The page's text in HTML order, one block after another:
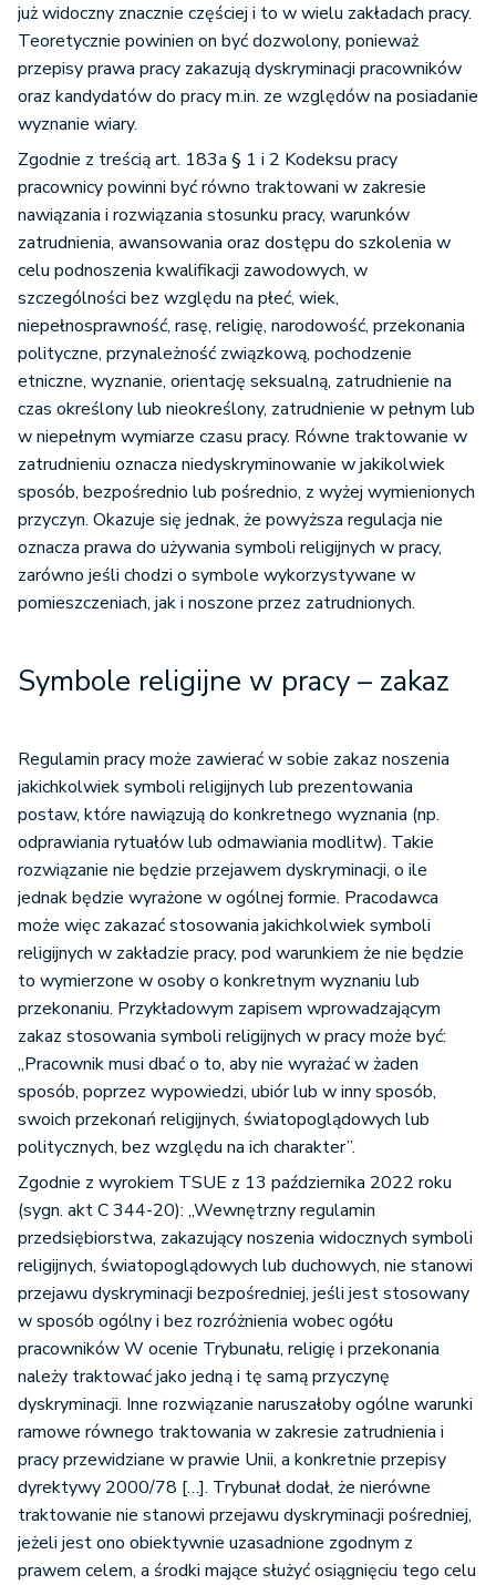
już widoczny znacznie częściej i to w wielu zakładach pracy.
Teoretycznie powinien on być dozwolony, ponieważ
przepisy prawa pracy zakazują dyskryminacji pracowników
oraz kandydatów do pracy m.in. ze względów na posiadanie
wyznanie wiary.
Zgodnie z treścią art. 183a § 1 i 2 Kodeksu pracy
pracownicy powinni być równo traktowani w zakresie
nawiązania i rozwiązania stosunku pracy, warunków
zatrudnienia, awansowania oraz dostępu do szkolenia w
celu podnoszenia kwalifikacji zawodowych, w
szczególności bez względu na płeć, wiek,
niepełnosprawność, rasę, religię, narodowość, przekonania
polityczne, przynależność związkową, pochodzenie
etniczne, wyznanie, orientację seksualną, zatrudnienie na
czas określony lub nieokreślony, zatrudnienie w pełnym lub
w niepełnym wymiarze czasu pracy. Równe traktowanie w
zatrudnieniu oznacza niedyskryminowanie w jakikolwiek
sposób, bezpośrednio lub pośrednio, z wyżej wymienionych
przyczyn. Okazuje się jednak, że powyższa regulacja nie
oznacza prawa do używania symboli religijnych w pracy,
zarówno jeśli chodzi o symbole wykorzystywane w
pomieszczeniach, jak i noszone przez zatrudnionych.
Symbole religijne w pracy – zakaz
Regulamin pracy może zawierać w sobie zakaz noszenia
jakichkolwiek symboli religijnych lub prezentowania
postaw, które nawiązują do konkretnego wyznania (np.
odprawiania rytuałów lub odmawiania modlitw). Takie
rozwiązanie nie będzie przejawem dyskryminacji, o ile
jednak będzie wyrażone w ogólnej formie. Pracodawca
może więc zakazać stosowania jakichkolwiek symboli
religijnych w zakładzie pracy, pod warunkiem że nie będzie
to wymierzone w osoby o konkretnym wyznaniu lub
przekonaniu. Przykładowym zapisem wprowadzającym
zakaz stosowania symboli religijnych w pracy może być:
„Pracownik musi dbać o to, aby nie wyrażać w żaden
sposób, poprzez wypowiedzi, ubiór lub w inny sposób,
swoich przekonań religijnych, światopoglądowych lub
politycznych, bez względu na ich charakter”.
Zgodnie z wyrokiem TSUE z 13 października 2022 roku
(sygn. akt C 344-20): „Wewnętrzny regulamin
przedsiębiorstwa, zakazujący noszenia widocznych symboli
religijnych, światopoglądowych lub duchowych, nie stanowi
przejawu dyskryminacji bezpośredniej, jeśli jest stosowany
w sposób ogólny i bez rozróżnienia wobec ogółu
pracowników W ocenie Trybunału, religię i przekonania
należy traktować jako jedną i tę samą przyczynę
dyskryminacji. Inne rozwiązanie naruszałoby ogólne warunki
ramowe równego traktowania w zakresie zatrudnienia i
pracy przewidziane w prawie Unii, a konkretnie przepisy
dyrektywy 2000/78 […]. Trybunał dodał, że nierówne
traktowanie nie stanowi przejawu dyskryminacji pośredniej,
jeżeli jest ono obiektywnie uzasadnione zgodnym z
prawem celem, a środki mające służyć osiągnięciu tego celu